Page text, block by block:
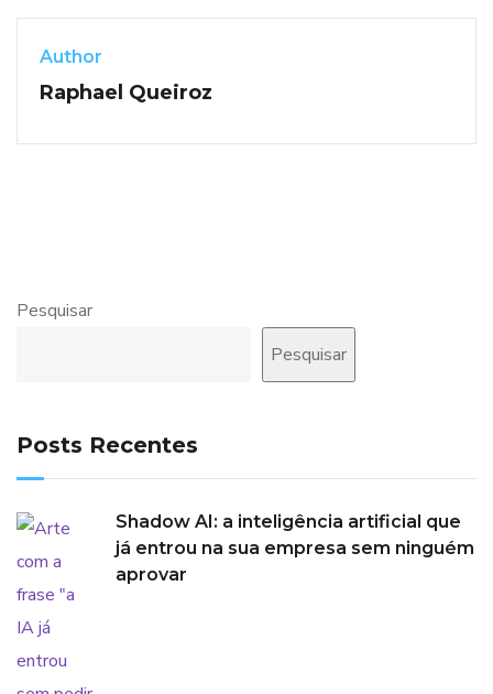
Author
Raphael Queiroz
Pesquisar
Pesquisar
Posts Recentes
Shadow AI: a inteligência artificial que
já entrou na sua empresa sem ninguém
aprovar